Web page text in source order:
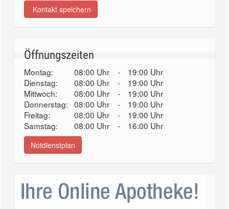
Kontakt speichern
Öffnungszeiten
Montag: 08:00 Uhr -
19:00 Uhr
Dienstag:
08:00 Uhr -
19:00 Uhr
Mittwoch:
08:00 Uhr -
19:00 Uhr
Donnerstag: 08:00 Uhr -
19:00 Uhr
Freitag:
08:00 Uhr -
19:00 Uhr
Samstag:
08:00 Uhr - 16:00 Uhr
Notdienstplan